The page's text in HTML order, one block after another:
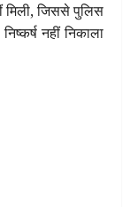
मिली, जिससे पुलिस
नहीं निकाला